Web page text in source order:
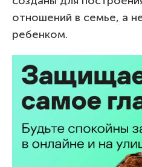
отношений в семье, а
ребенком.